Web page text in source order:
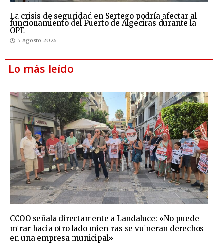
La crisis de seguridad en Sertego podría afectar al
funcionamiento del Puerto de Algeciras durante la
OPE
5 agosto 2026
Lo más leído
CCOO señala directamente a Landaluce: «No puede
mirar hacia otro lado mientras se vulneran derechos
en una empresa municipal»